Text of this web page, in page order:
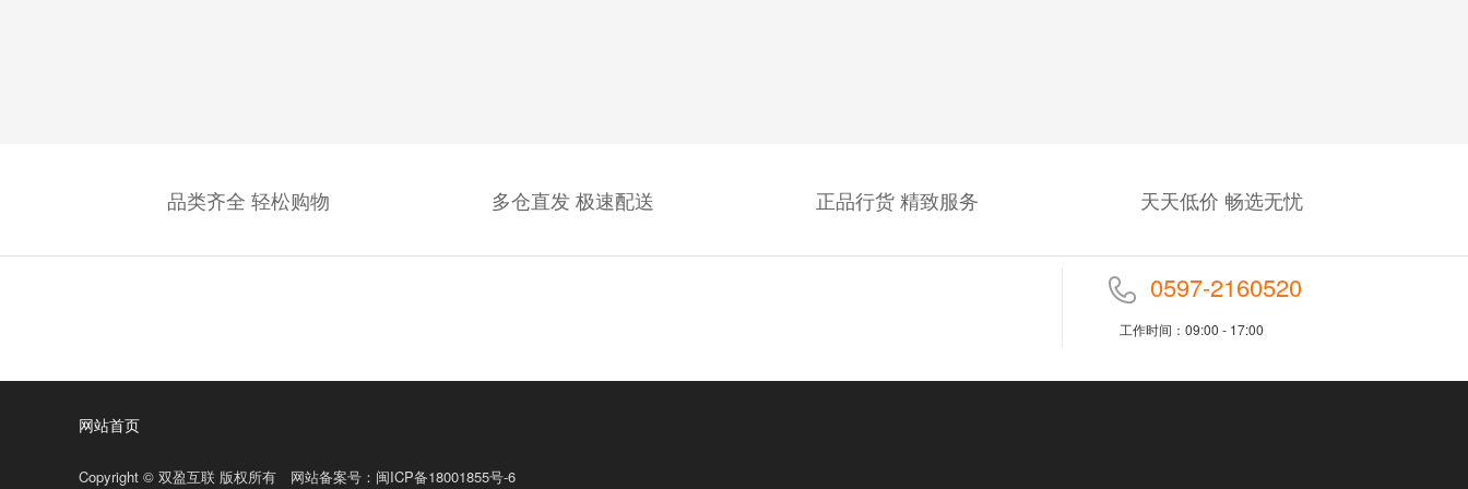
品类齐全 轻松购物 多仓直发 极速配送 正品行货 精致服务 天天低价 畅选无忧
0597-2160520
工作时间：09:00 - 17:00
网站首页
Copyright © 双盈互联 版权所有 网站备案号： 闽ICP备18001855号-6